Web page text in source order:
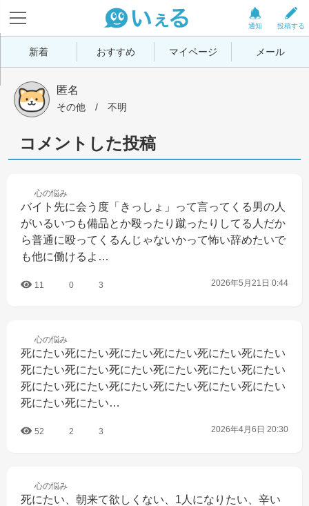
投稿する
通知
新着 おすすめ マイページ メール
匿名
その他 / 不明
コメントした投稿
心の悩み
バイト先に会う度「きっしょ」って言ってくる男の人
がいるいつも備品とか殴ったり蹴ったりしてる人だか
ら普通に殴ってくるんじゃないかって怖い辞めたいで
も他に働けるよ…
11 0 3 2026年5月21日 0:44
心の悩み
死にたい死にたい死にたい死にたい死にたい死にたい
死にたい死にたい死にたい死にたい死にたい死にたい
死にたい死にたい死にたい死にたい死にたい死にたい
死にたい死にたい…
52 2 3 2026年4月6日 20:30
心の悩み
死にたい、朝来て欲しくない、1人になりたい、辛い